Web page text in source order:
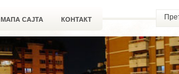
МАПА САЈТА КОНТАКТ